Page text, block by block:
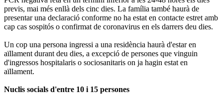
previs, mai més enllà dels cinc dies. La família també haurà de
presentar una declaració conforme no ha estat en contacte estret amb
cap cas sospitós o confirmat de coronavirus en els darrers deu dies.
Un cop una persona ingressi a una residència haurà d'estar en
aïllament durant deu dies, a excepció de persones que vinguin
d'ingressos hospitalaris o sociosanitaris on ja hagin estat en
aïllament.
Nuclis socials d'entre 10 i 15 persones